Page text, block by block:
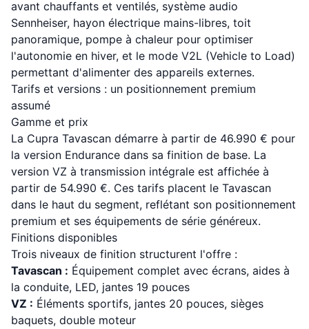
avant chauffants et ventilés, système audio
Sennheiser, hayon électrique mains-libres, toit
panoramique, pompe à chaleur pour optimiser
l'autonomie en hiver, et le mode V2L (Vehicle to Load)
permettant d'alimenter des appareils externes.
Tarifs et versions : un positionnement premium
assumé
Gamme et prix
La Cupra Tavascan démarre à partir de 46.990 € pour
la version Endurance dans sa finition de base. La
version VZ à transmission intégrale est affichée à
partir de 54.990 €. Ces tarifs placent le Tavascan
dans le haut du segment, reflétant son positionnement
premium et ses équipements de série généreux.
Finitions disponibles
Trois niveaux de finition structurent l'offre :
Tavascan : Équipement complet avec écrans, aides à
la conduite, LED, jantes 19 pouces
VZ : Éléments sportifs, jantes 20 pouces, sièges
baquets, double moteur